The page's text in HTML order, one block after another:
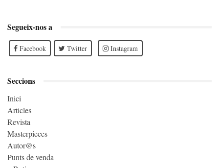
Segueix-nos a
Facebook Twitter Instagram
Seccions
Inici
Articles
Revista
Masterpieces
Autor@s
Punts de venda